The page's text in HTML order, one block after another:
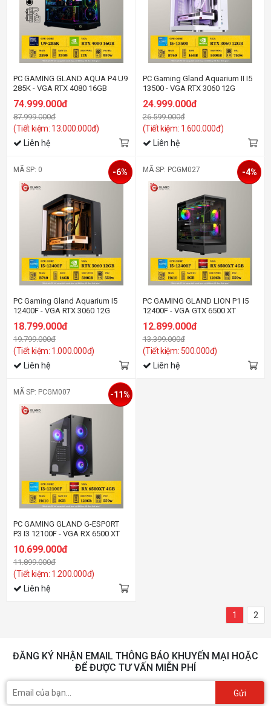
PC GAMING GLAND AQUA P4 U9
285K - VGA RTX 4080 16GB
74.999.000đ
87.999.000đ
(Tiết kiệm: 13.000.000đ)
Liên hệ
PC Gaming Gland Aquarium II I5
13500 - VGA RTX 3060 12G
24.999.000đ
26.599.000đ
(Tiết kiệm: 1.600.000đ)
Liên hệ
MÃ SP: 0
PC Gaming Gland Aquarium I5
12400F - VGA RTX 3060 12G
18.799.000đ
19.799.000đ
(Tiết kiệm: 1.000.000đ)
-6%
Liên hệ
MÃ SP: PCGM027
PC GAMING GLAND LION P1 I5
12400F - VGA GTX 6500 XT
12.899.000đ
13.399.000đ
(Tiết kiệm: 500.000đ)
-4%
Liên hệ
MÃ SP: PCGM007
PC GAMING GLAND G-ESPORT
P3 I3 12100F - VGA RX 6500 XT
10.699.000đ
11.899.000đ
(Tiết kiệm: 1.200.000đ)
-11%
Liên hệ
1 2
ĐĂNG KÝ NHẬN EMAIL THÔNG BÁO KHUYẾN MẠI HOẶC
ĐỂ ĐƯỢC TƯ VẤN MIỄN PHÍ
Gửi